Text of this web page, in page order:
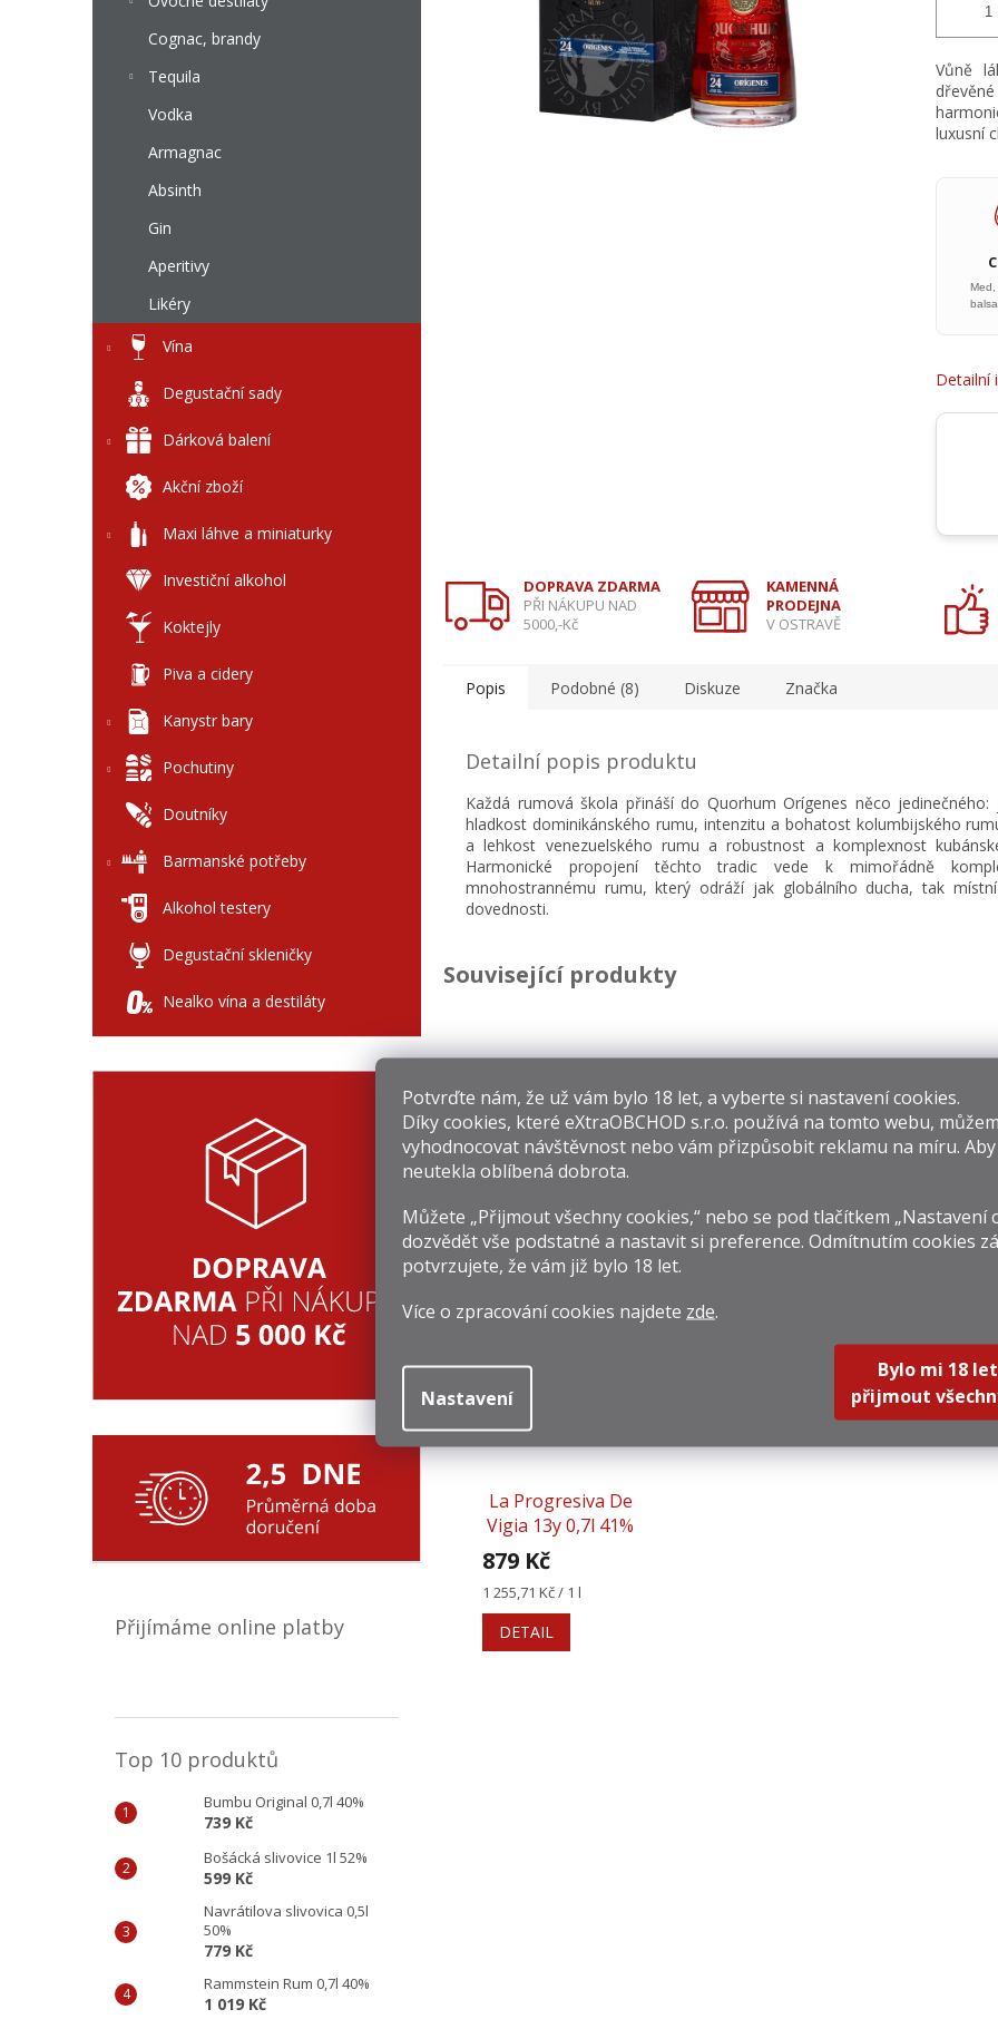
Potvrďte nám​​, že už vám bylo 18 let, a vyberte si nastavení cookies.
Díky cookies, které eXtraOBCHOD s.r.o. používá na tomto webu,
vyhodnocovat návštěvnost nebo vám přizpůsobit reklamu na míru. Aby
neutekla oblíbená dobrota.
Můžete „Přijmout všechny cookies,“ nebo se pod tlačítkem „Nastavení
dozvědět vše podstatné a nastavit si preference. Odmítnutím cookies
potvrzujete, že vám již bylo 18 let.
Více o zpracování cookies najdete zde.
Nastavení
Bylo mi 18
přijmout
Cognac, brandy
Tequila
Vodka
Armagnac
Absinth
Gin
Aperitivy
Likéry
Vína
Degustační sady
Dárková balení
Akční zboží
Maxi láhve a miniaturky
Investiční alkohol
Koktejly
Piva a cidery
Kanystr bary
Pochutiny
Doutníky
Barmanské potřeby
Alkohol testery
Degustační skleničky
Nealko vína a destiláty
Přijímáme online platby
Top 10 produktů
Bumbu Original 0,7l 40%
739 Kč
Bošácká slivovice 1l 52%
599 Kč
Navrátilova slivovica 0,5l
50%
779 Kč
Rammstein Rum 0,7l 40%
1 019 Kč
Vůně
luxusní
Detailní
DOPRAVA ZDARMA
PŘI NÁKUPU NAD
5000,-Kč
KAMENNÁ
PRODEJNA
V OSTRAVĚ
Popis Podobné (8) Diskuze Značka
Detailní popis produktu
Každá rumová škola přináší do Quorhum Orígenes něco jedinečného:
hladkost dominikánského rumu, intenzitu a bohatost kolumbijského
a lehkost venezuelského rumu a robustnost a komplexnost
Harmonické propojení těchto tradic vede k mimořádně
mnohostrannému rumu, který odráží jak globálního ducha, tak
dovednosti.
Související produkty
Black Tot Finest
Caribbean 0,7l
46,2%
949 Kč
Měrná
cena:
1 355,71 Kč / 1 l
Coloma 8y 0,7l
1 099 Kč
Měrná
1 570 Kč / 1 l
Old
2
Měrná
3
La Progresiva De
Vigia 13y 0,7l 41%
879 Kč
Měrná
cena:
1 255,71 Kč / 1 l
DETAIL